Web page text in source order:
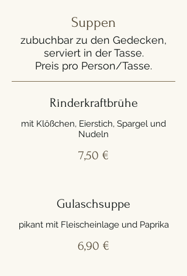
Suppen
zubuchbar zu den Gedecken,
serviert in der Tasse.
Preis pro Person/Tasse.
Rinderkraftbrühe
mit Klößchen, Eierstich, Spargel und
Nudeln
7,50 €
Gulaschsuppe
pikant mit Fleischeinlage und Paprika
6,90 €